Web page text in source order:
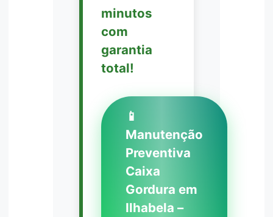
minutos
com
garantia
total!
📱
Manutenção
Preventiva
Caixa
Gordura em
Ilhabela –